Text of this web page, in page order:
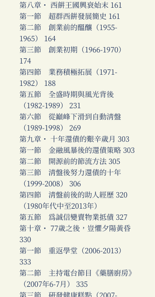
第八章・ 西餅王國興衰始末 161
第一節 超群西餅發展簡史 161
第二節 創業前的醞釀（1955-
1965） 164
第三節 創業初期（1966-1970）
174
第四節 業務積極拓展（1971-
1982） 188
第五節 全盛時期與風光背後
（1982-1989） 231
第六節 從巔峰下滑到自動清盤
（1989-1998） 269
第九章・ 十年還債的艱辛歲月 303
第一節 金融風暴後的還債策略 303
第二節 開源前的節流方法 305
第三節 清盤後努力還債的十年
（1999-2008） 306
第四節 清盤前後的助人經歷 320
（1980年代中至2013年）
第五節 為誠信變賣物業抵債 327
第十章・ 77歲之後，豈懼夕陽黃昏
330
第一節 重返學堂（2006-2013）
333
第二節 主持電台節目《藥膳廚房》
（2007年6-7月） 335